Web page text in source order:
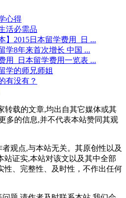
心得
活必需品
】2015日本留学费用_日 ...
学8年来首次增长 中国 ...
用_日本留学费用一览表 ...
学的师兄师姐
有没有？
转载的文章,均出自其它媒体或其
多的信息,并不代表本站赞同其观
观点,与本站无关。其原创性以及
站证实,本站对该文以及其中全部
性、完整性、及时性，不作出任何